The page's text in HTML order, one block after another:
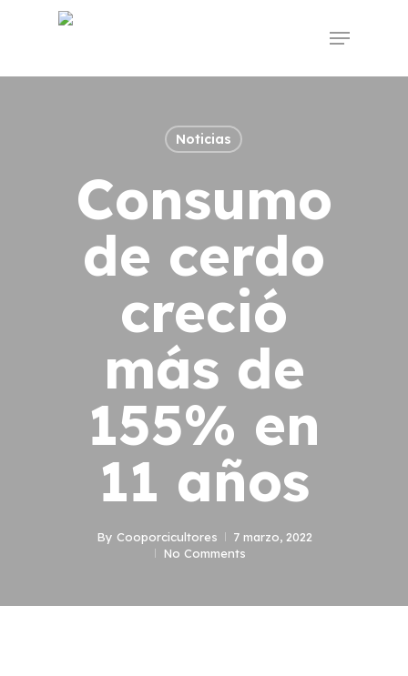
Menu
Noticias
Consumo
de cerdo
creció
más de
155% en
11 años
By Cooporcicultores
7 marzo, 2022
No Comments